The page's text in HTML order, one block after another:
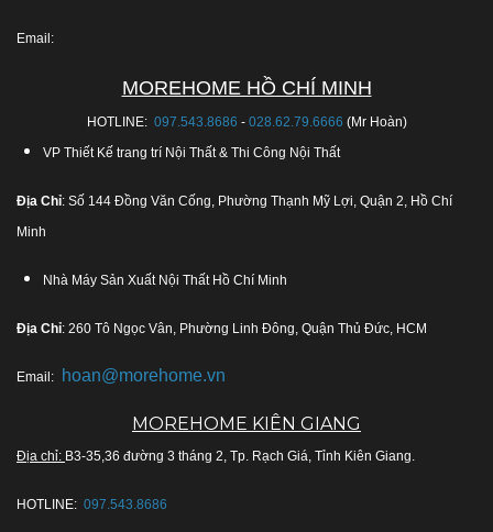
Email:
MOREHOME HỒ CHÍ MINH
HOTLINE: 097.543.8686 - 028.62.79.6666 (Mr Hoàn)
VP Thiết Kế trang trí Nội Thất & Thi Công Nội Thất
Địa Chỉ: Số 144 Đồng Văn Cống, Phường Thạnh Mỹ Lợi, Quận 2, Hồ Chí
Minh
Nhà Máy Sản Xuất Nội Thất Hồ Chí Minh
Địa Chỉ: 260 Tô Ngọc Vân, Phường Linh Đông, Quận Thủ Đức, HCM
Email: hoan@morehome.vn
MOREHOME KIÊN GIANG
Địa chỉ: B3-35,36 đường 3 tháng 2, Tp. Rạch Giá, Tỉnh Kiên Giang.
HOTLINE: 097.543.8686